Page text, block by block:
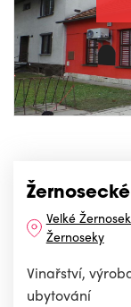
Velké
Žernoseky
Vinařství,
ubytování